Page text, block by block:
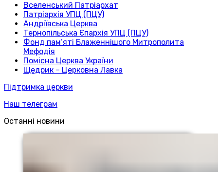
Вселенський Патріархат
Патріархія УПЦ (ПЦУ)
Андріївська Церква
Тернопільська Єпархія УПЦ (ПЦУ)
Фонд пам’яті Блаженнішого Митрополита
Мефодія
Помісна Церква України
Щедрик – Церковна Лавка
Підтримка церкви
Наш телеграм
Останні новини